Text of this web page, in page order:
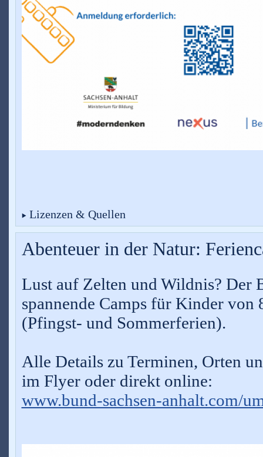
Lizenzen & Quellen
Abenteuer in der Natur:
Lust auf Zelten und Wildnis? Der
spannende Camps für Kinder von
(Pfingst- und Sommerferien).
Alle Details zu Terminen, Orten
im Flyer oder direkt online:
www.bund-sachsen-anhalt.com/